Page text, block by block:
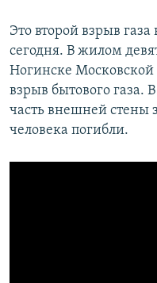
Это второй взрыв
сегодня. В жилом
Ногинске Московской
взрыв бытового газа.
часть внешней стены
человека погибли.